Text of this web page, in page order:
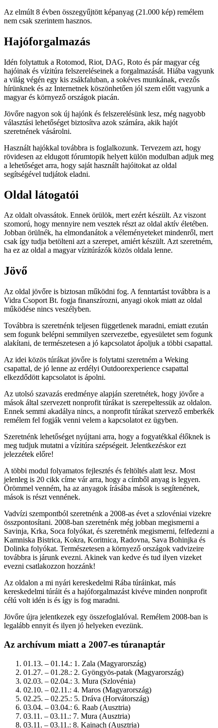
Az elmúlt 8 évben összegyűjtött képanyag (21.000 kép) remélem
nem csak szerintem hasznos.
Hajóforgalmazás
Idén folytattuk a Rotomod, Riot, DAG, Roto és pár magyar cég
hajóinak és vízitúra felszereléseinek a forgalmazását. Hiába vagyunk
a világ végén egy kis zsákfaluban, a sokéves munkának, evezős
hírünknek és az Internetnek köszönhetően jól szem előtt vagyunk a
magyar és környező országok piacán.
Jövőre nagyon sok új hajónk és felszerelésünk lesz, még nagyobb
választási lehetőséget biztosítva azok számára, akik hajót
szeretnének vásárolni.
Használt hajókkal továbbra is foglalkozunk. Tervezem azt, hogy
rövidesen az eldugott fórumtopik helyett külön modulban adjuk meg
a lehetőséget arra, hogy saját használt hajóitokat az oldal
segítségével tudjátok eladni.
Oldal látogatói
Az oldalt olvassátok. Ennek örülök, mert ezért készült. Az viszont
szomorú, hogy mennyire nem vesztek részt az oldal aktív életében.
Jobban örülnék, ha elmondanátok a véleményeteket mindenről, mert
csak így tudja betölteni azt a szerepet, amiért készült. Azt szeretném,
ha ez az oldal a magyar vízitúrázók közös oldala lenne.
Jövő
Az oldal jövőre is biztosan működni fog. A fenntartást továbbra is a
Vidra Csoport Bt. fogja finanszírozni, anyagi okok miatt az oldal
működése nincs veszélyben.
Továbbra is szeretnénk teljesen függetlenek maradni, emiatt ezután
sem fogunk belépni semmilyen szervezetbe, egyesületet sem fogunk
alakítani, de természetesen a jó kapcsolatot ápoljuk a többi csapattal.
Az idei közös túrákat jövőre is folytatni szeretném a Weking
csapattal, de jó lenne az erdélyi Outdoorexperience csapattal
elkezdődött kapcsolatot is ápolni.
Az utolsó szavazás eredménye alapján szeretnétek, hogy jövőre a
mások által szervezett nonprofit túrákat is szerepeltessük az oldalon.
Ennek semmi akadálya nincs, a nonprofit túrákat szervező emberkék
remélem fel fogják venni velem a kapcsolatot ez ügyben.
Szeretnénk lehetőséget nyújtani arra, hogy a fogyatékkal élőknek is
meg tudjuk mutatni a vízitúra szépségeit. Jelentkezéskor ezt
jelezzétek előre!
A többi modul folyamatos fejlesztés és feltöltés alatt lesz. Most
jelenleg is 20 cikk címe vár arra, hogy a címből anyag is legyen.
Örömmel venném, ha az anyagok írásába mások is segítenének,
mások is részt vennének.
Vadvízi szempontból szeretnénk a 2008-as évet a szlovéniai vizekre
összpontosítani. 2008-ban szeretnénk még jobban megismerni a
Savinja, Krka, Soca folyókat, és szeretnénk megismerni, felfedezni a
Kamniska Bistrica, Kokra, Koritnica, Radovna, Sava Bohinjka és
Dolinka folyókat. Természetesen a környező országok vadvizeire
továbbra is járunk evezni. Akinek van kedve és tud ilyen vizeket
evezni csatlakozzon hozzánk!
Az oldalon a mi nyári kereskedelmi Rába túráinkat, más
kereskedelmi túráit és a hajóforgalmazást kivéve minden nonprofit
célú volt idén is és így is fog maradni.
Jövőre újra jelentkezek egy összefoglalóval. Remélem 2008-ban is
legalább ennyit és ilyen jó helyeken evezünk.
Az archívum miatt a 2007-es túranaptár
01.13. – 01.14.: 1. Zala (Magyarország)
01.27. – 01.28.: 2. Gyöngyös-patak (Magyarország)
02.03. – 02.04.: 3. Mura (Szlovénia)
02.10. – 02.11.: 4. Maros (Magyarország)
02.25. – 02.25.: 5. Dráva (Horvátország)
03.04. – 03.04.: 6. Raab (Ausztria)
03.11. – 03.11.: 7. Mura (Ausztria)
03.11. – 03.11.: 8. Kainach (Ausztria)